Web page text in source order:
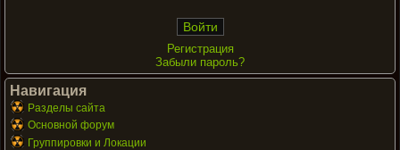
Регистрация
Забыли пароль?
Навигация
Разделы сайта
Основной форум
Группировки и Локации